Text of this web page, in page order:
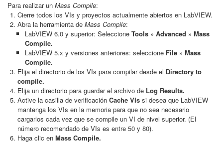
Para realizar un Mass Compile:
Cierre todos los VIs y proyectos actualmente abiertos en LabVIEW.
Abra la herramienta de Mass Compile:
LabVIEW 6.0 y superior: Seleccione Tools » Advanced » Mass
Compile.
LabVIEW 5.x y versiones anteriores: seleccione File » Mass
Compile.
Elija el directorio de los VIs para compilar desde el Directory to
compile.
Elija un directorio para guardar el archivo de Log Results.
Active la casilla de verificación Cache VIs si desea que LabVIEW
mantenga los VIs en la memoria para que no sea necesario
cargarlos cada vez que se compile un VI de nivel superior. (El
número recomendado de VIs es entre 50 y 80).
Haga clic en Mass Compile.